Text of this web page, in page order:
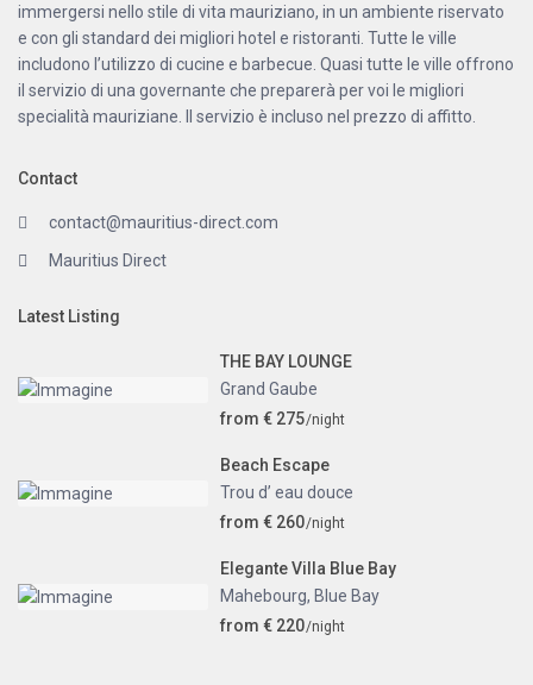
immergersi nello stile di vita mauriziano, in un ambiente riservato
e con gli standard dei migliori hotel e ristoranti. Tutte le ville
includono l’utilizzo di cucine e barbecue. Quasi tutte le ville offrono
il servizio di una governante che preparerà per voi le migliori
specialità mauriziane. Il servizio è incluso nel prezzo di affitto.
Contact
contact@mauritius-direct.com
Mauritius Direct
Latest Listing
THE BAY LOUNGE
Grand Gaube
from € 275/night
Beach Escape
Trou d’ eau douce
from € 260/night
Elegante Villa Blue Bay
Mahebourg, Blue Bay
from € 220/night